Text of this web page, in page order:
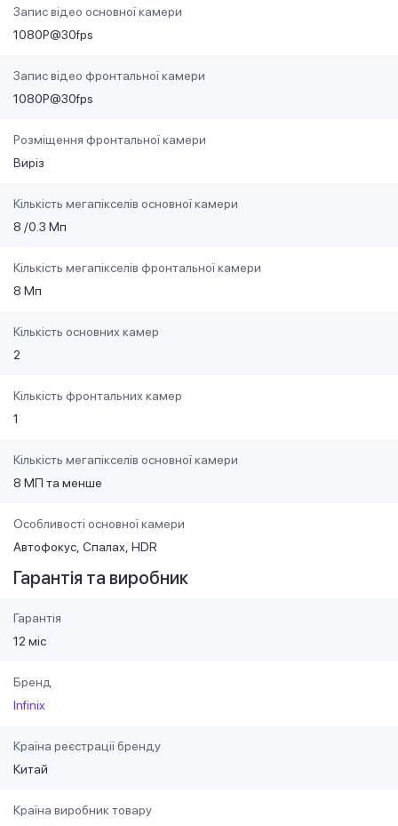
Запис відео основної камери
1080P@30fps
Запис відео фронтальної камери
1080P@30fps
Розміщення фронтальної камери
Виріз
Кількість мегапікселів основної камери
8 /0.3 Мп
Кількість мегапікселів фронтальної камери
8 Мп
Кількість основних камер
2
Кількість фронтальних камер
1
Кількість мегапікселів основної камери
8 МП та менше
Особливості основної камери
Автофокус Спалах HDR
Гарантія та виробник
Гарантія
12 міс
Бренд
Infinix
Країна реєстрації бренду
Китай
Країна виробник товару